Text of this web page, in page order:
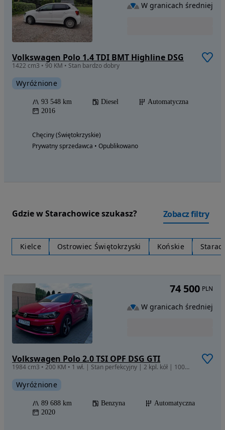
Volkswagen Polo 1.4 TDI BMT Highline DSG
1422 cm3 • 90 KM • Stan bardzo dobry
Wyróżnione
93 548 km Diesel
Automatyczna
2016
Chęciny (Świętokrzyskie)
Prywatny sprzedawca • Opublikowano
W granicach średniej
Gdzie w Starachowice szukasz? Zobacz filtry
Kielce Ostrowiec Świętokrzyski Końskie
Volkswagen Polo 2.0 TSI OPF DSG GTI
1984 cm3 • 200 KM • 1 wł. | Stan perfekcyjny | 2 kpl. kół | 100% bezwypadkowy, Park Assist
Wyróżnione
89 688 km Benzyna
Automatyczna
2020
74 500 PLN
W granicach średniej